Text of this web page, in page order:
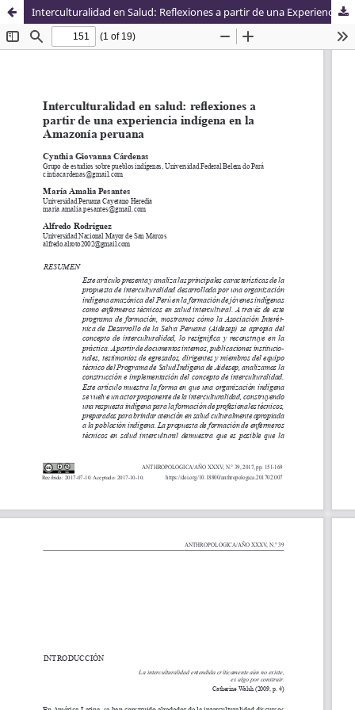
Interculturalidad en Salud: Reflexiones a partir de una Experiencia Indígena en la Amazonia Peruana